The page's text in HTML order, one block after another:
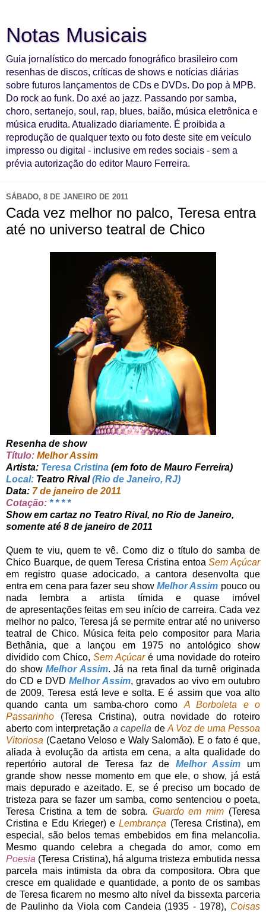
Notas Musicais
Guia jornalístico do mercado fonográfico brasileiro com
resenhas de discos, críticas de shows e notícias diárias
sobre futuros lançamentos de CDs e DVDs. Do pop à MPB.
Do rock ao funk. Do axé ao jazz. Passando por samba,
choro, sertanejo, soul, rap, blues, baião, música eletrônica e
música erudita. Atualizado diariamente. É proibida a
reprodução de qualquer texto ou foto deste site em veículo
impresso ou digital - inclusive em redes sociais - sem a
prévia autorização do editor Mauro Ferreira.
SÁBADO, 8 DE JANEIRO DE 2011
Cada vez melhor no palco, Teresa entra
até no universo teatral de Chico
Resenha de show
Título: Melhor Assim
Artista: Teresa Cristina (em foto de Mauro Ferreira)
Local: Teatro Rival(Rio de Janeiro, RJ)
Data: 7 de janeiro de 2011
Cotação: * * * *
Show em cartaz no Teatro Rival, no Rio de Janeiro,
somente até 8 de janeiro de 2011
Quem te viu, quem te vê. Como diz o título do samba de
Chico Buarque, de quem Teresa Cristina entoaSem Açúcar
em registro quase adocicado, a cantora desenvolta que
entra em cena para fazer seu showMelhor Assim pouco ou
nada lembra a artista tímida e quase imóvel
de apresentações feitas em seu início de carreira. Cada vez
melhor no palco, Teresa já se permite entrar até no universo
teatral de Chico. Música feita pelo compositor para Maria
Bethânia, que a lançou em 1975 no antológico show
dividido com Chico, Sem Açúcaré uma novidade do roteiro
do showMelhor Assim. Já na reta final da turnê originada
do CD e DVD Melhor Assim, gravados ao vivo em outubro
de 2009, Teresa está leve e solta. E é assim que voa alto
quando canta um samba-choro como A Borboleta e o
Passarinho (Teresa Cristina), outra novidade do roteiro
aberto com interpretaçãoa capella de A Voz de uma Pessoa
Vitoriosa (Caetano Veloso e Waly Salomão). E o fato é que,
aliada à evolução da artista em cena, a alta qualidade do
repertório autoral de Teresa faz de Melhor Assim um
grande show nesse momento em que ele, o show, já está
mais depurado e azeitado. E, se é preciso um bocado de
tristeza para se fazer um samba, como sentenciou o poeta,
Teresa Cristina a tem de sobra. Guardo em mim (Teresa
Cristina e Edu Krieger) eLembrança (Teresa Cristina), em
especial, são belos temas embebidos em fina melancolia.
Mesmo quando celebra a chegada do amor, como em
Poesia (Teresa Cristina), há alguma tristeza embutida nessa
parcela mais intimista da obra da compositora. Obra que
cresce em qualidade e quantidade, a ponto de os sambas
de Teresa ficarem no mesmo alto nível da bissexta parceria
de Paulinho da Viola com Candeia (1935 - 1978), Coisas